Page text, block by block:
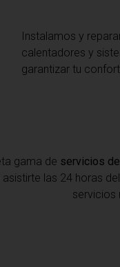
Instalamos y
calentadores y
garantizar tu
gama de servicios
las 24 horas
servicios